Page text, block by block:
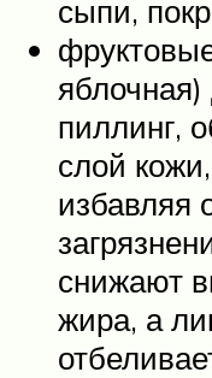
сыпи,
яблочная)
пиллинг,
слой
избавляя
снижают
жира, а